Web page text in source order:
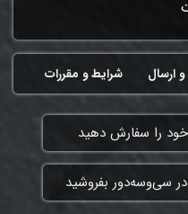
شرایط و مقررات ارسال
را سفارش دهید
سی‌وسه‌دور بفروشید